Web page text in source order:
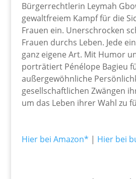
Bürgerrechtlerin Leymah
gewaltfreiem Kampf für die
Frauen ein. Unerschrocken
Frauen durchs Leben. Jede
ganz eigene Art. Mit Humor
porträtiert Pénélope Bagieu
außergewöhnliche
gesellschaftlichen Zwängen
um das Leben ihrer Wahl zu
Hier bei Amazon* | Hier bei